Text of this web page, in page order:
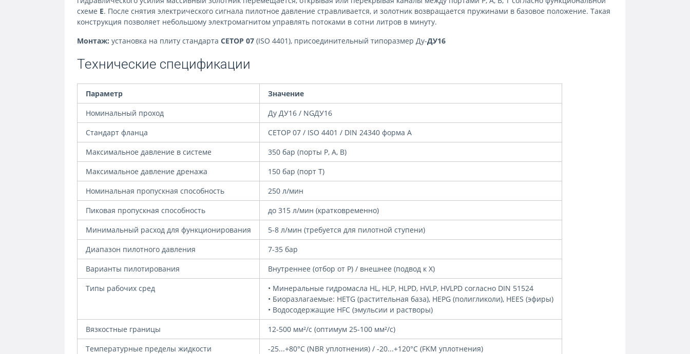
схеме E. После снятия электрического сигнала пилотное давление стравливается, и золотник возвращается пружинами в базовое положение. Такая
конструкция позволяет небольшому электромагнитом управлять потоками в сотни литров в минуту.
Монтаж: установка на плиту стандарта CETOP 07 (ISO 4401), присоединительный типоразмер Ду-ДУ16
Технические спецификации
Параметр
Значение
Номинальный проход
Ду ДУ16 / NGДУ16
Стандарт фланца
CETOP 07 / ISO 4401 / DIN 24340 форма A
Максимальное давление в системе
350 бар (порты P, A, B)
Максимальное давление дренажа
150 бар (порт T)
Номинальная пропускная способность
250 л/мин
Пиковая пропускная способность
до 315 л/мин (кратковременно)
Минимальный расход для функционирования
5-8 л/мин (требуется для пилотной ступени)
Диапазон пилотного давления
7-35 бар
Варианты пилотирования
Внутреннее (отбор от P) / внешнее (подвод к X)
Типы рабочих сред
• Минеральные гидромасла HL, HLP, HLPD, HVLP, HVLPD согласно DIN 51524
• Биоразлагаемые: HETG (растительная база), HEPG (полигликоли), HEES (эфиры)
• Водосодержащие HFC (эмульсии и растворы)
Вязкостные границы
12-500 мм²/с (оптимум 25-100 мм²/с)
Температурные пределы жидкости
-25...+80°C (NBR уплотнения) / -20...+120°C (FKM уплотнения)